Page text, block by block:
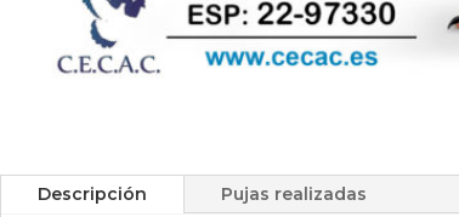
Descripción Pujas realizadas